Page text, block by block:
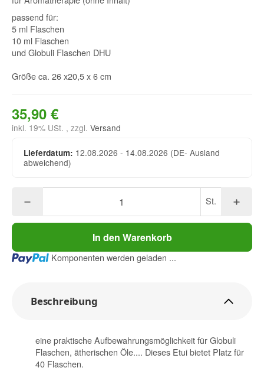
passend für:
5 ml Flaschen
10 ml Flaschen
und Globuli Flaschen DHU
Größe ca. 26 x20,5 x 6 cm
35,90 €
inkl. 19% USt. , zzgl. Versand
Lieferdatum: 12.08.2026 - 14.08.2026 (DE- Ausland
abweichend)
St.
In den Warenkorb
Loading... Komponenten werden geladen ...
Beschreibung
eine praktische Aufbewahrungsmöglichkeit für Globuli
Flaschen, ätherischen Öle.... Dieses Etui bietet Platz für
40 Flaschen.